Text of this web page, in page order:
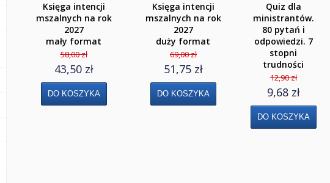
Księga intencji
mszalnych na rok
2027
mały format
58,00 zł
43,50 zł
Księga intencji
mszalnych na rok
2027
duży format
69,00 zł
51,75 zł
Quiz dla
ministrantów.
80 pytań i
odpowiedzi. 7
stopni
trudności
12,90 zł
9,68 zł